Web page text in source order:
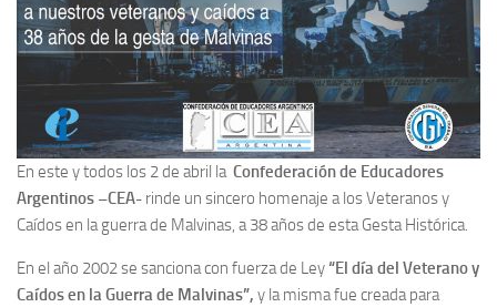
En este y todos los 2 de abril la Confederación de Educadores
Argentinos –CEA- rinde un sincero homenaje a los Veteranos y
Caídos en la guerra de Malvinas, a 38 años de esta Gesta Histórica.
En el año 2002 se sanciona con fuerza de Ley“El día del Veterano y
Caídos en la Guerra de Malvinas”, y la misma fue creada para